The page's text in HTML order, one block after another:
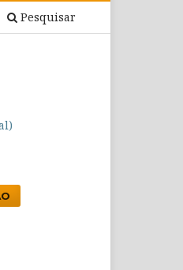
Pesquisar